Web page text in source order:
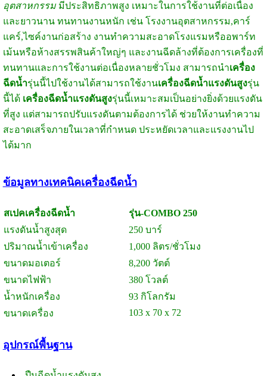
อุตสาหกรรม มีประสิทธิภาพสูง เหมาะในการใช้งานที่ต่อเนื่อง
และยาวนาน ทนทานงานหนัก เช่น โรงงานอุตสาหกรรม,คาร์
แคร์,ไซค์งานก่อสร้าง งานทำความสะอาดโรงแรมหรืออพาร์ท
เม้นหรือห้างสรรพสินค้าใหญ่ๆ และงานฉีดล้างที่ต้องการเครื่องที่
ทนทานและการใช้งานต่อเนื่องหลายชั่วโมง สามารถนำเครื่อง
ฉีดน้ำรุ่นนี้ไปใช้งานได้สามารถใช้งานเครื่องฉีดน้ำแรงดันสูงรุ่น
นี้ได้ เครื่องฉีดน้ำแรงดันสูงรุ่นนี้เหมาะสมเป็นอย่างยิ่งด้วยแรงดัน
ที่สูง แต่สามารถปรับแรงดันตามต้องการได้ ช่วยให้งานทำความ
สะอาดเสร็จภายในเวลาที่กำหนด ประหยัดเวลาและแรงงานไป
ได้มาก
ข้อมูลทางเทคนิคเครื่องฉีดน้ำ
สเปคเครื่องฉีดน้ำ
รุ่น-COMBO 250
แรงดันน้ำสูงสุด
250 บาร์
ปริมาณน้ำเข้าเครื่อง
1,000 ลิตร/ชั่วโมง
ขนาดมอเตอร์
8,200 วัตต์
ขนาดไฟฟ้า
380 โวลต์
น้ำหนักเครื่อง
93 กิโลกรัม
ขนาดเครื่อง
103 x 70 x 72
อุปกรณ์พื้นฐาน